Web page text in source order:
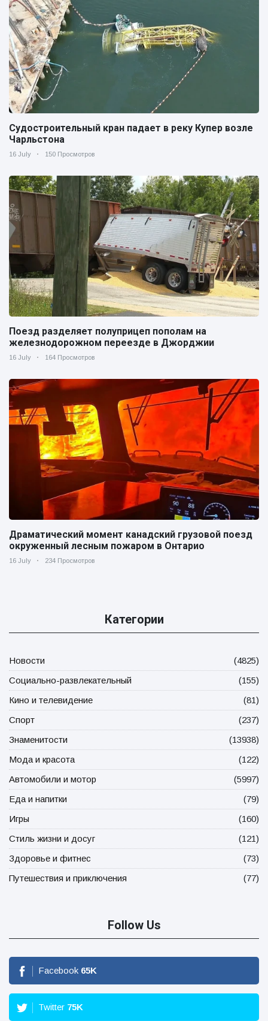
Судостроительный кран падает в реку Купер возле
Чарльстона
16 July 150 Просмотров
Поезд разделяет полуприцеп пополам на
железнодорожном переезде в Джорджии
16 July 164 Просмотров
Драматический момент канадский грузовой поезд
окруженный лесным пожаром в Онтарио
16 July 234 Просмотров
Категории
Новости
(4825)
Социально-развлекательный
(155)
Кино и телевидение
(81)
Спорт
(237)
Знаменитости
(13938)
Мода и красота
(122)
Автомобили и мотор
(5997)
Еда и напитки
(79)
Игры
(160)
Стиль жизни и досуг
(121)
Здоровье и фитнес
(73)
Путешествия и приключения
(77)
Follow Us
Facebook 65K
Twitter 75K